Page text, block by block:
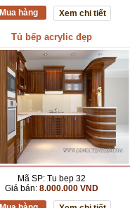
Mua hàng
Xem chi tiết
Tủ bếp acrylic đẹp
Mã SP: Tu bep 32
Giá bán: 8.000.000 VND